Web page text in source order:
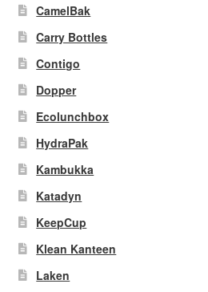
CamelBak
Carry Bottles
Contigo
Dopper
Ecolunchbox
HydraPak
Kambukka
Katadyn
KeepCup
Klean Kanteen
Laken